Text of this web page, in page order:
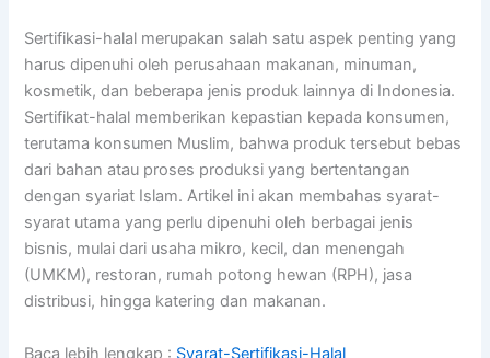
Sertifikasi-halal merupakan salah satu aspek penting yang
harus dipenuhi oleh perusahaan makanan, minuman,
kosmetik, dan beberapa jenis produk lainnya di Indonesia.
Sertifikat-halal memberikan kepastian kepada konsumen,
terutama konsumen Muslim, bahwa produk tersebut bebas
dari bahan atau proses produksi yang bertentangan
dengan syariat Islam. Artikel ini akan membahas syarat-
syarat utama yang perlu dipenuhi oleh berbagai jenis
bisnis, mulai dari usaha mikro, kecil, dan menengah
(UMKM), restoran, rumah potong hewan (RPH), jasa
distribusi, hingga katering dan makanan.
Baca lebih lengkap : Syarat-Sertifikasi-Halal